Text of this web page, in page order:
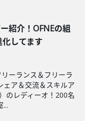
紹介！OFNEの組
してます
ーランス＆フリーラ
ェア＆交流＆スキルア
のレディーオ！200名
...